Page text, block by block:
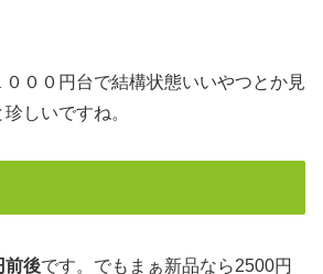
００円台で結構状態いいやつとか見
しいですね。
前後です。でもまぁ新品なら2500円